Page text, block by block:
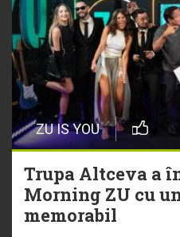
Dă volumul mai
cu Hitul Monstru
20 Iulie
Episod nou |
Christian Thomson
20 Iulie
Torpedoul lui
ZU IS YOU
Trupa Altceva a
Morning ZU cu
memorabil